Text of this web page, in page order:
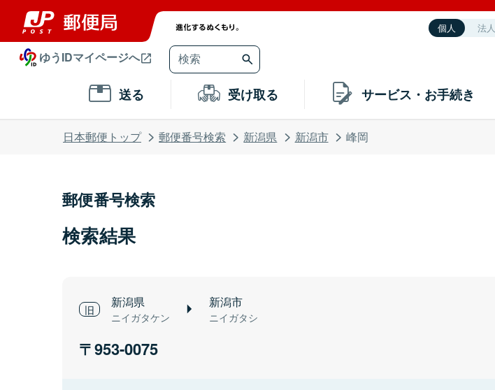
個人 法人
ゆうIDマイページへ
送る 受け取る サービス・お手続き
日本郵便トップ 郵便番号検索 新潟県 新潟市 峰岡
郵便番号検索
検索結果
新潟県
ニイガタケン
新潟市
ニイガタシ
953-0075